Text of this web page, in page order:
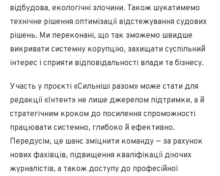
відбудова, екологічні злочини. Також шукатимемо
технічне рішення оптимізації відстежування судових
рішень. Ми переконані, що так зможемо швидше
викривати системну корупцію, захищати суспільний
інтерес і сприяти відповідальності влади та бізнесу.
Участь у проєкті «Сильніші разом» може стати для
редакції «Інтент» не лише джерелом підтримки, а й
стратегічним кроком до посилення спроможності
працювати системно, глибоко й ефективно.
Передусім, це шанс зміцнити команду — за рахунок
нових фахівців, підвищення кваліфікації діючих
журналістів, а також доступу до професійної